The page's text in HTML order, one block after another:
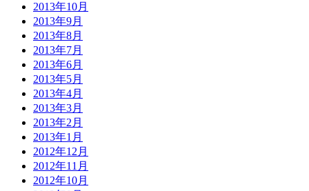
2013年10月
2013年9月
2013年8月
2013年7月
2013年6月
2013年5月
2013年4月
2013年3月
2013年2月
2013年1月
2012年12月
2012年11月
2012年10月